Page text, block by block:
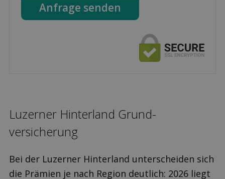
Anfrage senden
Luzerner Hinterland Grund­
versicherung
Bei der Luzerner Hinterland unterscheiden sich
die Prämien je nach Region deutlich: 2026 liegt